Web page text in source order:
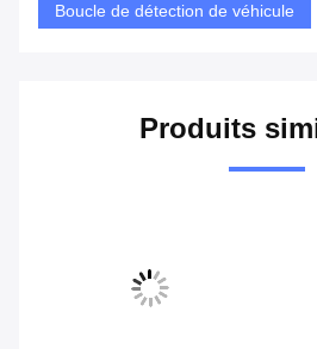
Boucle de détection de véhicule
Produits